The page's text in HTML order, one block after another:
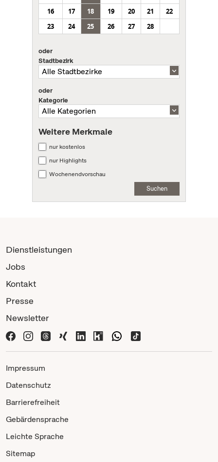
16
17 18 19 20 21
22
23
24 25 26 27 28
oder
Stadtbezirk
oder
Kategorie
Weitere Merkmale
nur kostenlos
nur Highlights
Wochenendvorschau
Suchen
Dienstleistungen
Jobs
Kontakt
Presse
Newsletter
Impressum
Datenschutz
Barrierefreiheit
Gebärdensprache
Leichte Sprache
Sitemap